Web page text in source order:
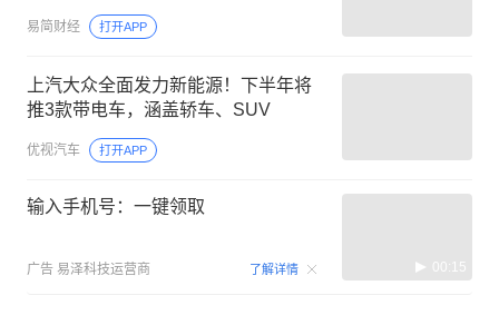
易简财经 打开APP
上汽大众全面发力新能源！下半年将
推3款带电车，涵盖轿车、SUV
优视汽车 打开APP
输入手机号：一键领取
广告 易泽科技运营商 了解详情 00:15